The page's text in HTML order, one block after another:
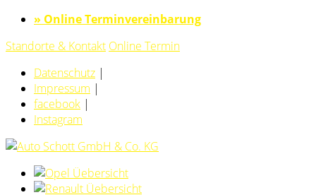
» Online Terminvereinbarung
Standorte & Kontakt Online Termin
Datenschutz |
Impressum |
facebook |
Instagram